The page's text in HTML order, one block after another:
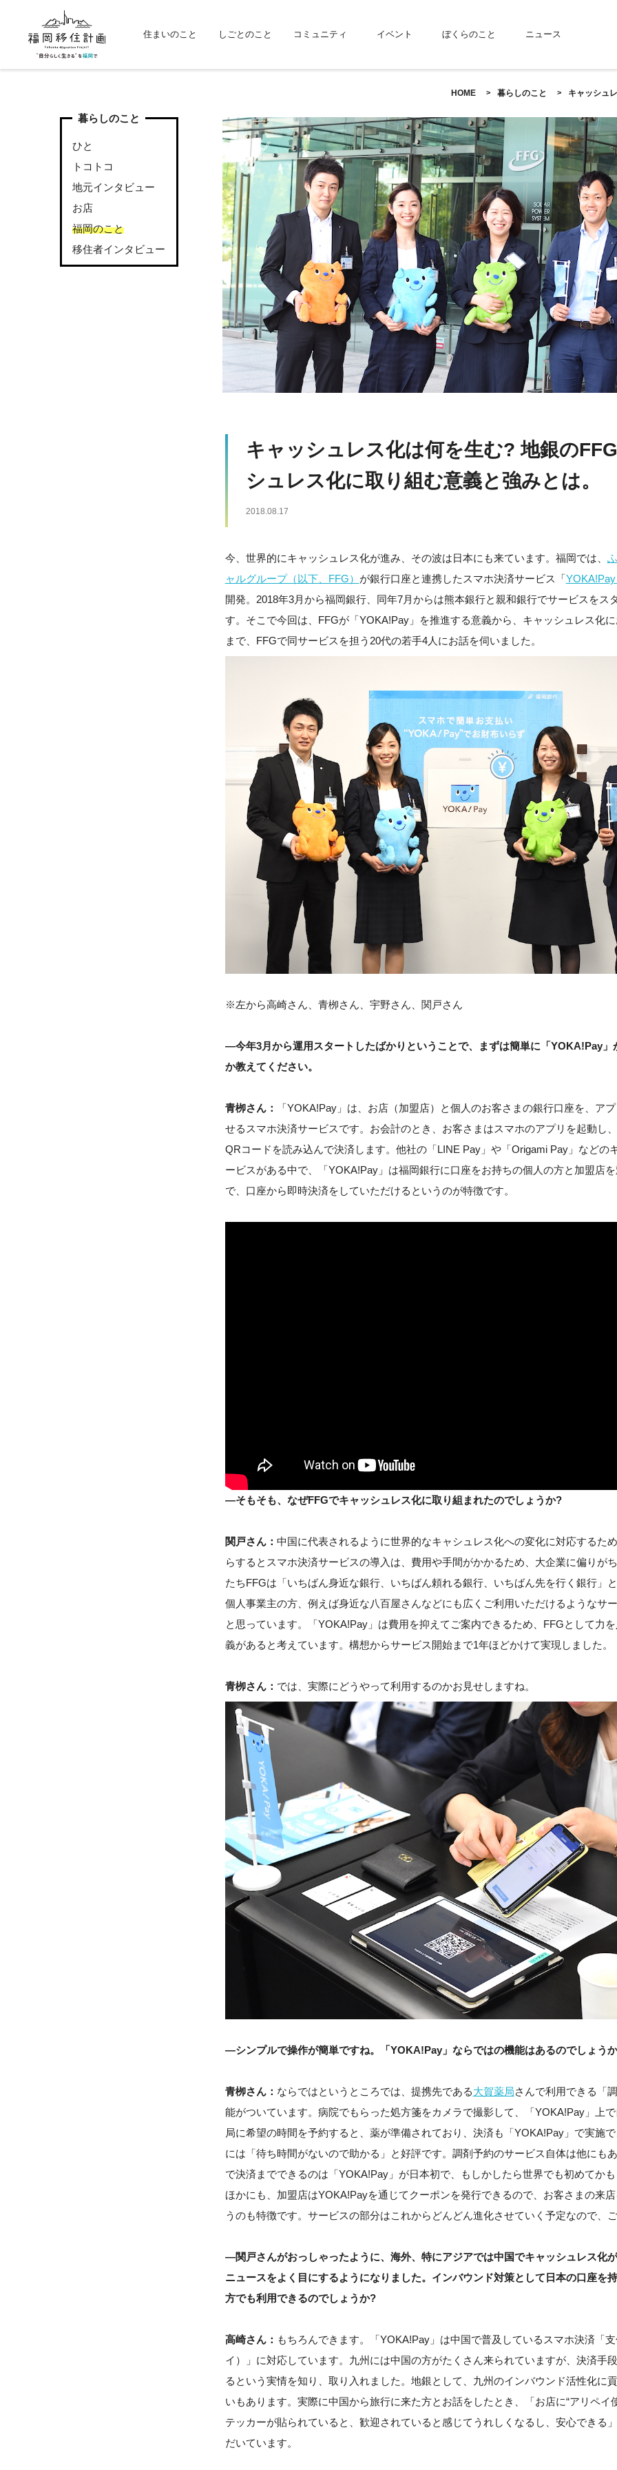
住まいのこと しごとのこと コミュニティ イベント ぼくらのこと ニュース
HOME 暮らしのこと キャッシュ
暮らしのこと
ひと
トコトコ
地元インタビュー
お店
福岡のこと
移住者インタビュー
キャッシュレス化は何を生む? 地銀の
シュレス化に取り組む意義と強みとは。
2018.08.17
今、世界的にキャッシュレス化が進み、その波は日本にも来ています。福岡では、
ャルグループ（以下、FFG） が銀行口座と連携したスマホ決済サービス「YOKA!Pay
開発。2018年3月から福岡銀行、同年7月からは熊本銀行と親和銀行でサービスをス
す。そこで今回は、FFGが「YOKA!Pay」を推進する意義から、キャッシュレス化
まで、FFGで同サービスを担う20代の若手4人にお話を伺いました。
※左から高崎さん、青栁さん、宇野さん、関戸さん
―今年3月から運用スタートしたばかりということで、まずは簡単に「YOKA!Pay」
か教えてください。
青栁さん：
「YOKA!Pay」は、お店（加盟店）と個人のお客さまの銀行口座を、ア
せるスマホ決済サービスです。お会計のとき、お客さまはスマホのアプリを起動し
QRコードを読み込んで決済します。他社の「LINE Pay」や「Origami Pay」などの
ービスがある中で、「YOKA!Pay」は福岡銀行に口座をお持ちの個人の方と加盟店
で、口座から即時決済をしていただけるというのが特徴です。
―そもそも、なぜFFGでキャッシュレス化に取り組まれたのでしょうか?
関戸さん： 中国に代表されるように世界的なキャシュレス化への変化に対応するた
らするとスマホ決済サービスの導入は、費用や手間がかかるため、大企業に偏りが
たちFFGは「いちばん身近な銀行、いちばん頼れる銀行、いちばん先を行く銀行」
個人事業主の方、例えば身近な八百屋さんなどにも広くご利用いただけるようなサ
と思っています。「YOKA!Pay」は費用を抑えてご案内できるため、FFGとして力
義があると考えています。構想からサービス開始まで1年ほどかけて実現しました。
青栁さん： では、実際にどうやって利用するのかお見せしますね。
―シンプルで操作が簡単ですね。「YOKA!Pay」ならではの機能はあるのでしょう
青栁さん： ならではというところでは、提携先である大賀薬局さんで利用できる「
能がついています。病院でもらった処方箋をカメラで撮影して、「YOKA!Pay」上
局に希望の時間を予約すると、薬が準備されており、決済も「YOKA!Pay」で実施
には「待ち時間がないので助かる」と好評です。調剤予約のサービス自体は他にも
で決済までできるのは「YOKA!Pay」が日本初で、もしかしたら世界でも初めてかも
ほかにも、加盟店はYOKA!Payを通じてクーポンを発行できるので、お客さまの来
うのも特徴です。サービスの部分はこれからどんどん進化させていく予定なので、ご
―関戸さんがおっしゃったように、海外、特にアジアでは中国でキャッシュレス化
ニュースをよく目にするようになりました。インバウンド対策として日本の口座を
方でも利用できるのでしょうか?
高崎さん： もちろんできます。「YOKA!Pay」は中国で普及しているスマホ決済「
イ）」に対応しています。九州には中国の方がたくさん来られていますが、決済手
るという実情を知り、取り入れました。地銀として、九州のインバウンド活性化に
いもあります。実際に中国から旅行に来た方とお話をしたとき、「お店に“アリペイ
テッカーが貼られていると、歓迎されていると感じてうれしくなるし、安心できる
だいています。